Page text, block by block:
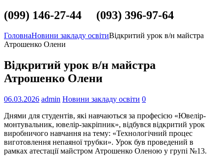
(099) 146-27-44 (093) 396-97-64
ГоловнаНовини закладу освітиВідкритий урок в/н майстра
Атрошенко Олени
Відкритий урок в/н майстра
Атрошенко Олени
06.03.2026 admin Новини закладу освіти 0
Днями для студентів, які навчаються за професією «Ювелір-
монтувальник, ювелір-закріпник», відбувся відкритий урок
виробничого навчання на тему: «Технологічний процес
виготовлення непаяної трубки». Урок був проведений в
рамках атестації майстром Атрошенко Оленою у групі №13.